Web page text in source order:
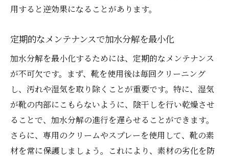
用すると逆効果になることがあります。
定期的なメンテナンスで加水分解を最小化
加水分解を最小化するためには、定期的なメンテナンス
が不可欠です。まず、靴を使用後は毎回クリーニング
し、汚れや湿気を取り除くことが重要です。特に、湿気
が靴の内部にこもらないように、陰干しを行い乾燥させ
ることで、加水分解の進行を遅らせることができます。
さらに、専用のクリームやスプレーを使用して、靴の素
材を常に保護しましょう。これにより、素材の劣化を防